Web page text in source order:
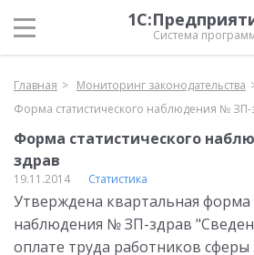
Система
Главная Мониторинг законодательства
Форма статистического наблюдения № ЗП-
Форма статистического
здрав
19.11.2014 Статистика
Утверждена квартальная форма
наблюдения № ЗП-здрав
оплате труда работников